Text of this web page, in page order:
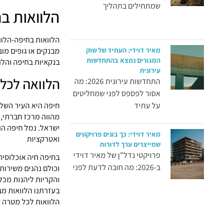
שמתחילים בתהליך
מאיר דוידי: העתיד של שוק
המגורים נמצא בהתחדשות
עירונית
התחדשות עירונית 2026: מה
אסור לפספס לפני שמחליטים
על עתיד
מאיר דוידי: כך בונים פרויקטים
שמייצרים ערך לדורות
פרויקטי נדל"ן של מאיר דוידי
ב-2026: מה חובה לדעת לפני
הלוואות
הלוואות בחיפה-
מבנקים או גופים
בנקאיות בחיפה
הלוואה
חיפה היא העיר
מהווה מרכז
ישראל. נמל חיפה
ואטרקציות
בחיפה חיה
וכולם נהנים
והקריות ליהנות
בעזרתנו הלוואות
הלוואות לכל מטרה